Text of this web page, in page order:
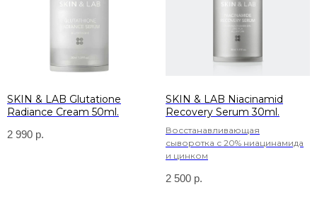
SKIN & LAB Glutatione
Radiance Cream 50ml.
2 990 р.
SKIN & LAB Niacinamid
Recovery Serum 30ml.
Восстанавливающая
сыворотка с 20% ниацинамида
и цинком
2 500 р.